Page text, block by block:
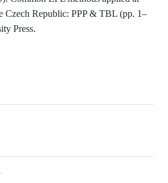
Czech Republic: PPP & TBL (pp. 1–
Press.